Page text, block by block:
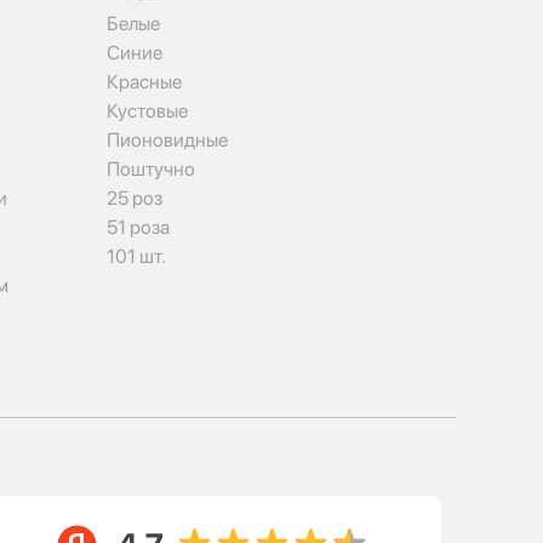
Белые
Синие
Красные
Кустовые
Пионовидные
Поштучно
25 роз
51 роза
101 шт.